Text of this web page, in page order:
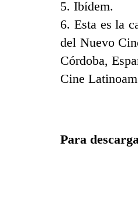
5. Ibídem.
6. Esta es la
del Nuevo
Córdoba,
Cine
Para